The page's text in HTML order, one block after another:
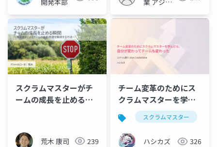
開発本部
業 アジャ
ンター
スクラムマスターがチ
ームの成長を止める瞬
する方法～
荒木 康司 239
チーム変革のためにス
クラムマスターを学ん
だら、自分が変わって
チームも変わった
スクラムマスター
ハシカズ 326